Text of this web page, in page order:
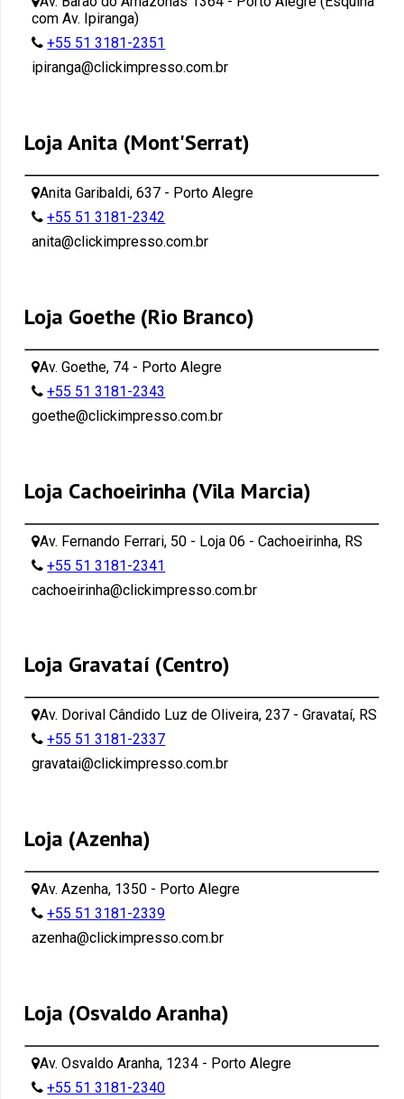
com Av. Ipiranga)
+55 51 3181-2351
ipiranga@clickimpresso.com.br
Loja Anita (Mont'Serrat)
Anita Garibaldi, 637 - Porto Alegre
+55 51 3181-2342
anita@clickimpresso.com.br
Loja Goethe (Rio Branco)
Av. Goethe, 74 - Porto Alegre
+55 51 3181-2343
goethe@clickimpresso.com.br
Loja Cachoeirinha (Vila Marcia)
Av. Fernando Ferrari, 50 - Loja 06 - Cachoeirinha, RS
+55 51 3181-2341
cachoeirinha@clickimpresso.com.br
Loja Gravataí (Centro)
Av. Dorival Cândido Luz de Oliveira, 237 - Gravataí, RS
+55 51 3181-2337
gravatai@clickimpresso.com.br
Loja (Azenha)
Av. Azenha, 1350 - Porto Alegre
+55 51 3181-2339
azenha@clickimpresso.com.br
Loja (Osvaldo Aranha)
Av. Osvaldo Aranha, 1234 - Porto Alegre
+55 51 3181-2340